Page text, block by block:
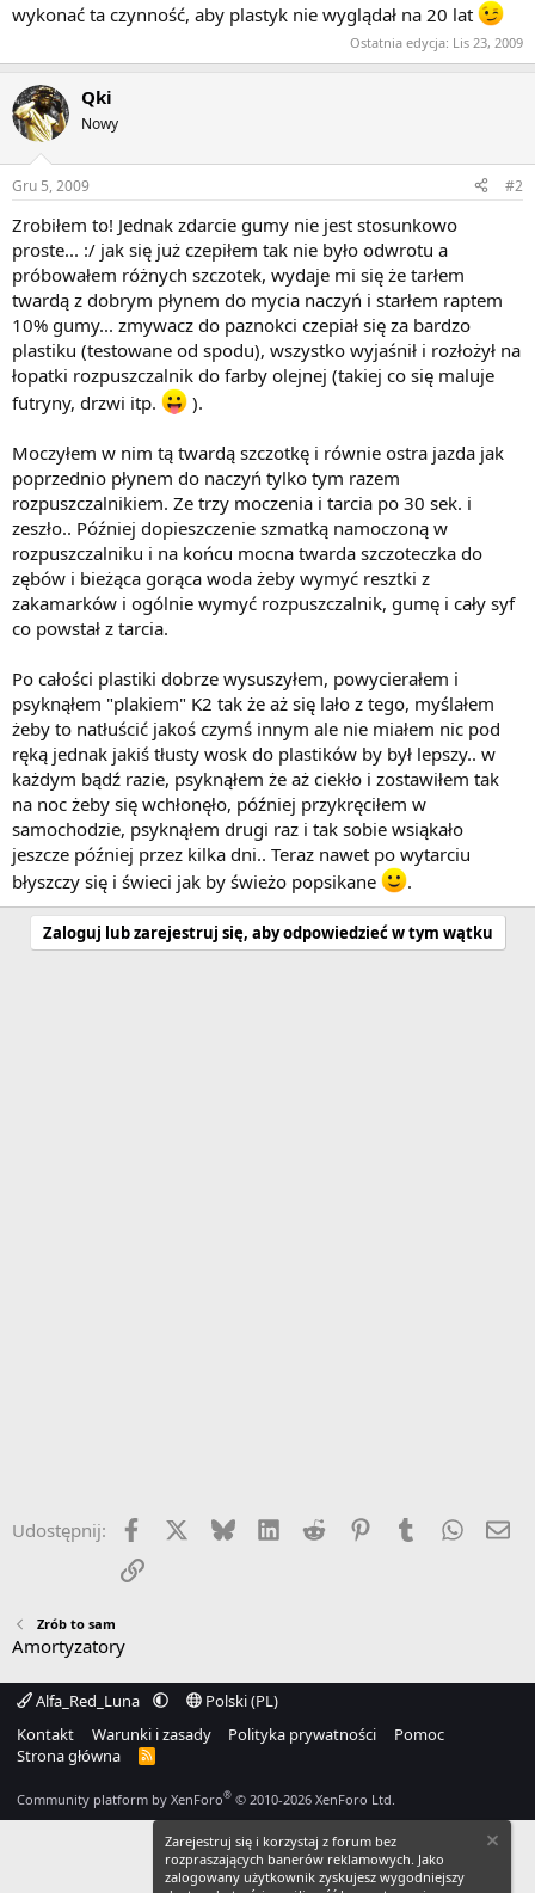
wykonać ta czynność, aby plastyk nie wyglądał na 20 lat
Ostatnia edycja: Lis 23, 2009
Qki
Nowy
Gru 5, 2009 #2
Zrobiłem to! Jednak zdarcie gumy nie jest stosunkowo
proste... :/ jak się już czepiłem tak nie było odwrotu a
próbowałem różnych szczotek, wydaje mi się że tarłem
twardą z dobrym płynem do mycia naczyń i starłem raptem
10% gumy... zmywacz do paznokci czepiał się za bardzo
plastiku (testowane od spodu), wszystko wyjaśnił i rozłożył na
łopatki rozpuszczalnik do farby olejnej (takiej co się maluje
futryny, drzwi itp.
).
Moczyłem w nim tą twardą szczotkę i równie ostra jazda jak
poprzednio płynem do naczyń tylko tym razem
rozpuszczalnikiem. Ze trzy moczenia i tarcia po 30 sek. i
zeszło.. Później dopieszczenie szmatką namoczoną w
rozpuszczalniku i na końcu mocna twarda szczoteczka do
zębów i bieżąca gorąca woda żeby wymyć resztki z
zakamarków i ogólnie wymyć rozpuszczalnik, gumę i cały syf
co powstał z tarcia.
Po całości plastiki dobrze wysuszyłem, powycierałem i
psyknąłem "plakiem" K2 tak że aż się lało z tego, myślałem
żeby to natłuścić jakoś czymś innym ale nie miałem nic pod
ręką jednak jakiś tłusty wosk do plastików by był lepszy.. w
każdym bądź razie, psyknąłem że aż ciekło i zostawiłem tak
na noc żeby się wchłonęło, później przykręciłem w
samochodzie, psyknąłem drugi raz i tak sobie wsiąkało
jeszcze później przez kilka dni.. Teraz nawet po wytarciu
błyszczy się i świeci jak by świeżo popsikane
.
Zaloguj lub zarejestruj się, aby odpowiedzieć w tym wątku
Udostępnij: Facebook Bluesky LinkedInReddit PinterestTumblr
Link
Zrób to sam
Amortyzatory
Alfa_Red_Luna
Polski (PL)
Kontakt
Warunki i zasady Polityka prywatności
Pomoc
Strona główna
R
S
Community platform by XenForo® © 2010-2026 XenForo Ltd.
Zarejestruj się i korzystaj z forum bez
rozpraszających banerów reklamowych. Jako
zalogowany użytkownik zyskujesz wygodniejszy